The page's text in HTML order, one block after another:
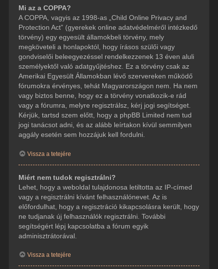
Mi az a COPPA?
A COPPA, vagyis az 1998-as „Child Online Privacy and
Protection Act” (gyerekek online adatvédelméről intézkedő
törvény) egy egyesült államokbeli törvény, mely
megköveteli a honlapoktól, hogy írásos szülői vagy
gondviselői beleegyezéssel rendelkezzenek 13 éven aluli
személyektől való adatgyűjtéshez. Ez a törvény csak az
Amerikai Egyesült Államokban lévő szervereken működő
fórumokra érvényes, tehát Magyarországon nem. Ha nem
vagy biztos benne, hogy ez a törvény vonatkozik-e rád
vagy a fórumra, melyre regisztrálsz, kérj jogi segítséget.
Kérjük, tartsd szem előtt, hogy a phpBB Limited nem tud
jogi tanácsot adni, és az alább leírtakon kívül semmilyen
aggály esetén sem hozzájuk kell fordulni.
Vissza a tetejére
Miért nem tudok regisztrálni?
Lehet, hogy a weboldal tulajdonosa letiltotta az IP-címed
vagy a regisztrálni kívánt felhasználónevet. Az is
előfordulhat, hogy a regisztráció kikapcsolásra került, hogy
ne tudjanak új felhasználók regisztrálni. További
segítségért lépj kapcsolatba a fórum egyik
adminisztrátorával.
Vissza a tetejére